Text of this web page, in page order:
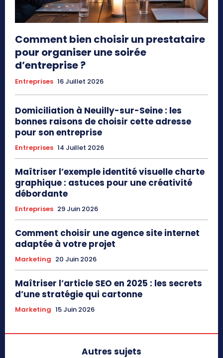
Comment bien choisir un prestataire
pour organiser une soirée
d’entreprise ?
Entreprises 16 Juillet 2026
Domiciliation à Neuilly-sur-Seine : les
bonnes raisons de choisir cette adresse
pour son entreprise
Entreprises 14 Juillet 2026
Maîtriser l’exemple identité visuelle charte
graphique : astuces pour une créativité
débordante
Entreprises 29 Juin 2026
Comment choisir une agence site internet
adaptée à votre projet
Marketing 20 Juin 2026
Maîtriser l’article SEO en 2025 : les secrets
d’une stratégie qui cartonne
Marketing 15 Juin 2026
Autres sujets